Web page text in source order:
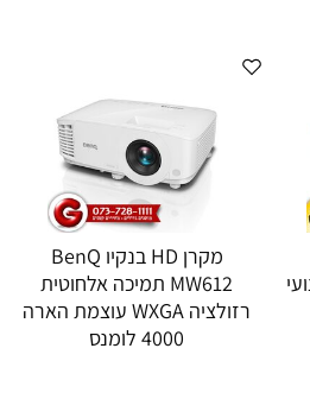
מקרן HD בנקיו BenQ
MW612 תמיכה אלחוטית
רזולציה WXGA עוצמת הארה
4000 לומנס